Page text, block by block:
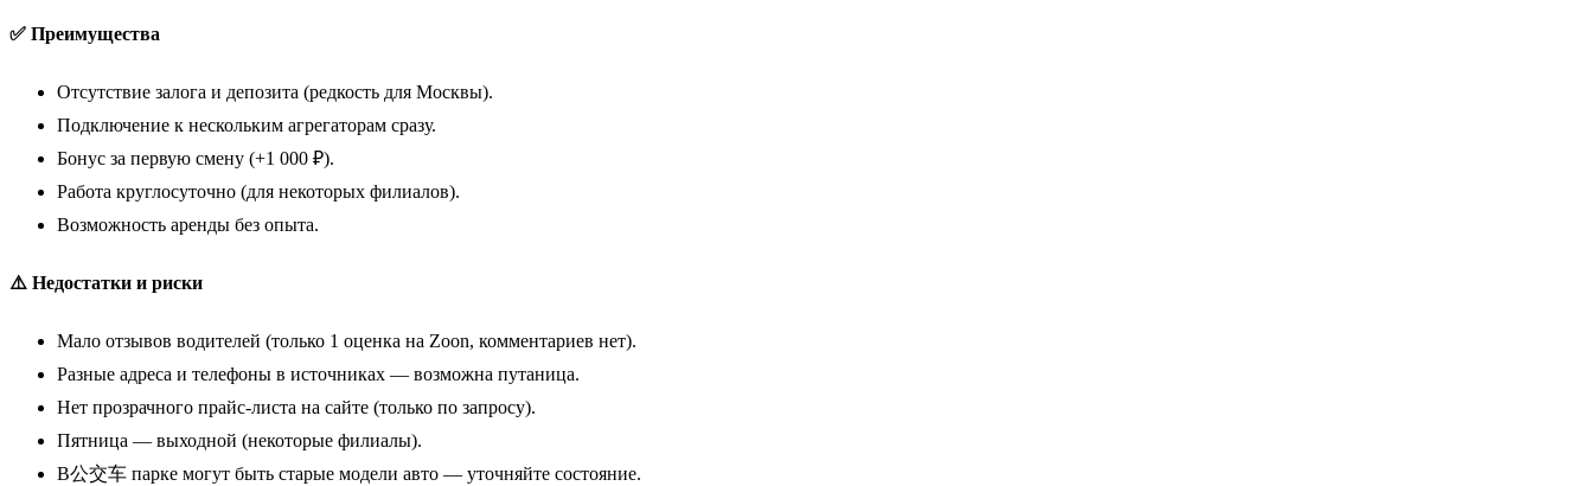
✅ Преимущества
Отсутствие залога и депозита (редкость для Москвы).
Подключение к нескольким агрегаторам сразу.
Бонус за первую смену (+1 000 ₽).
Работа круглосуточно (для некоторых филиалов).
Возможность аренды без опыта.
⚠️ Недостатки и риски
Мало отзывов водителей (только 1 оценка на Zoon, комментариев нет).
Разные адреса и телефоны в источниках — возможна путаница.
Нет прозрачного прайс-листа на сайте (только по запросу).
Пятница — выходной (некоторые филиалы).
В公交车 парке могут быть старые модели авто — уточняйте состояние.